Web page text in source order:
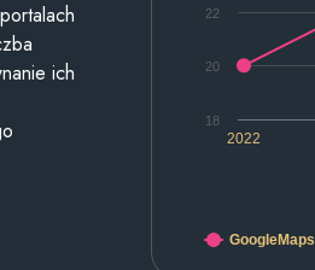
2022
18
20
22
GoogleMaps
ich